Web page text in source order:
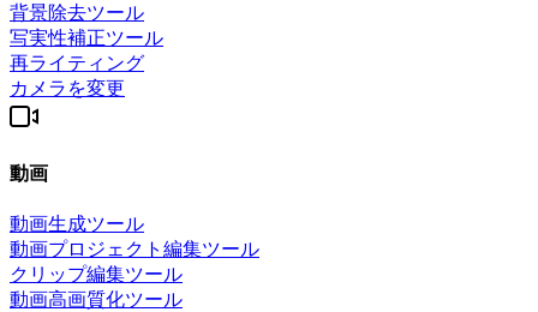
背景除去ツール
写実性補正ツール
再ライティング
カメラを変更
動画
動画生成ツール
動画プロジェクト編集ツール
クリップ編集ツール
動画高画質化ツール